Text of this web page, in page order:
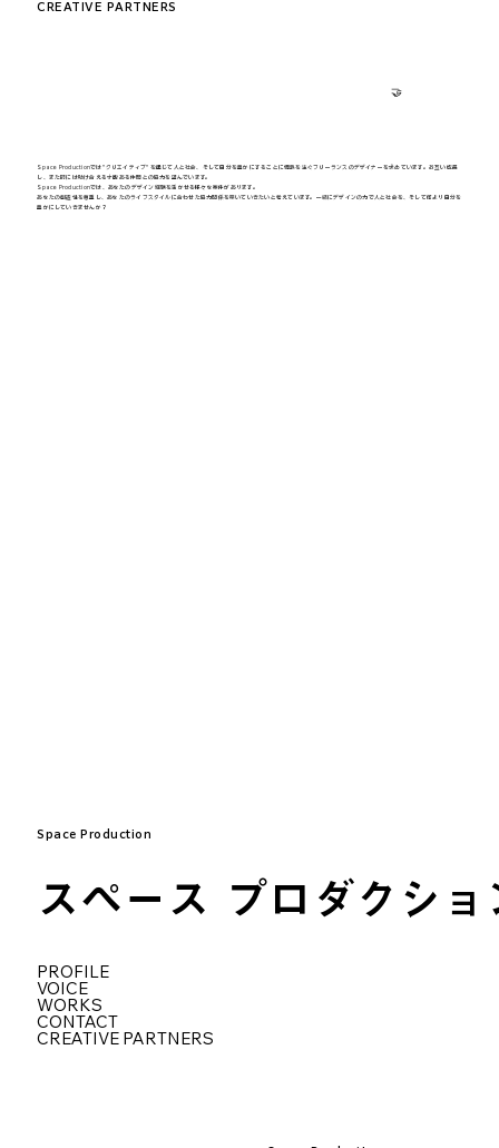
CREATIVE PARTNERS
🤝
Space Productionでは"クリエイティブ"を通じて人と社会、そして自分を豊かにすることに情熱を注ぐフリーランスのデザイナーを求めています。お互い成長
し、また時には助け合える才能ある仲間との協力を望んでいます。
Space Productionでは、あなたのデザイン経験を活かせる様々な案件があります。
あなたの創造性を尊重し、あなたのライフスタイルに合わせた協力関係を築いていきたいと考えています。一緒にデザインの力で人と社会を、そして何より自分を
豊かにしていきませんか？
Space Production
スペース プロダクショ
PROFILE
VOICE
WORKS
CONTACT
CREATIVE PARTNERS